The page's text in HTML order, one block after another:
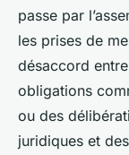
passe par
les prises de
désaccord
obligations
ou des
juridiques et